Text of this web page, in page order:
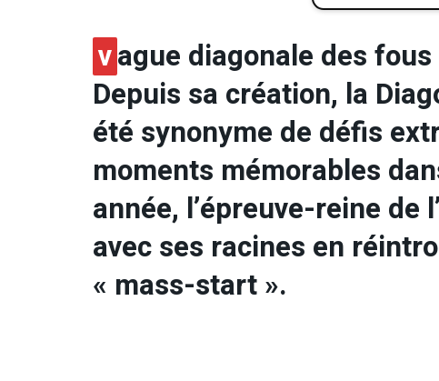
vague diagonale des fous
Depuis sa création, la
été synonyme de défis
moments mémorables
année, l’épreuve-reine de
avec ses racines en
« mass-start ».